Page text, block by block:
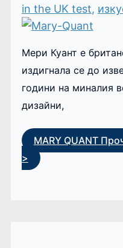
in the UK test,
Мери Куант е
издигнала се до
години на миналия
дизайни,
MARY QUANT
>